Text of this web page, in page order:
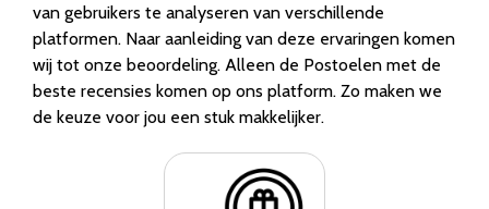
van gebruikers te analyseren van verschillende
platformen. Naar aanleiding van deze ervaringen komen
wij tot onze beoordeling. Alleen de Postoelen met de
beste recensies komen op ons platform. Zo maken we
de keuze voor jou een stuk makkelijker.